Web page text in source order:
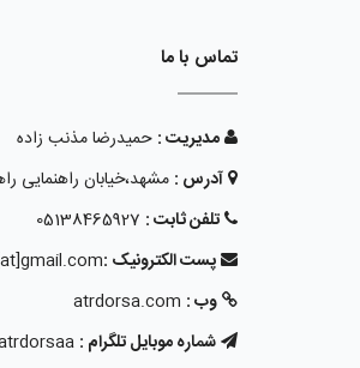
تماس با ما
مدیریت : حمیدرضا مذنب زاده
آدرس : مشهد،خیابان راهنمایی
تلفن ثابت : 05138465927
پست الکترونیک :
وب : atrdorsa.com
شماره موبایل تلگرام :